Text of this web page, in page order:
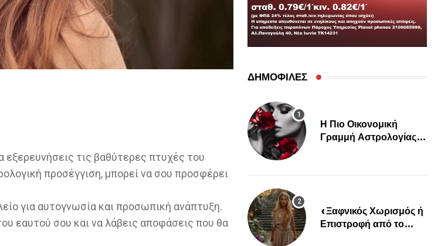
εξερευνήσεις τις βαθύτερες πτυχές του
προσέγγιση, μπορεί να σου προσφέρει
για αυτογνωσία και προσωπική ανάπτυξη.
εαυτού σου και να λάβεις αποφάσεις που θα
ΔΗΜΟΦΙΛΕΣ
Η Πιο Οικονομική
Γραμμή Αστρολογίας
«Ξαφνικός Χωρισμός ή
Επιστροφή από το